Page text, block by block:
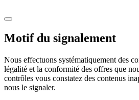
Motif du signalement
Nous effectuons systématiquement des
légalité et la conformité des offres que
contrôles vous constatez des contenus
nous le signaler.